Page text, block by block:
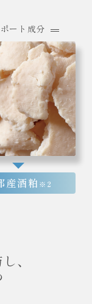
ート成分
産酒粕 ※2
、